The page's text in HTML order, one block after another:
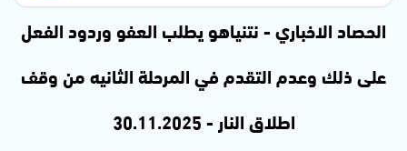
الحصاد الاخباري - نتنياهو يطلب العفو وردود الفعل
على ذلك وعدم التقدم في المرحلة الثانيه من وقف
اطلاق النار - 30.11.2025